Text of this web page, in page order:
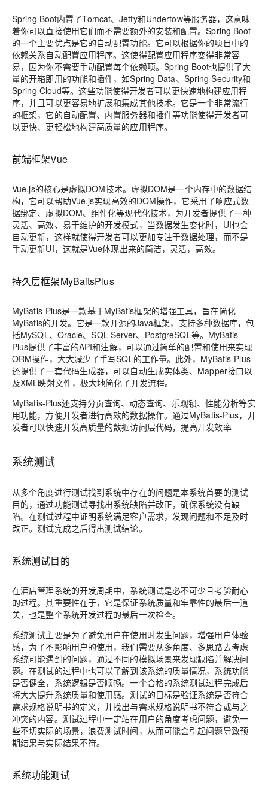
Spring Boot内置了Tomcat、Jetty和Undertow等服务器，这意味
着你可以直接使用它们而不需要额外的安装和配置。Spring Boot
的一个主要优点是它的自动配置功能。它可以根据你的项目中的
依赖关系自动配置应用程序。这使得配置应用程序变得非常容
易，因为你不需要手动配置每个依赖项。Spring Boot也提供了大
量的开箱即用的功能和插件，如Spring Data、Spring Security和
Spring Cloud等。这些功能使得开发者可以更快速地构建应用程
序，并且可以更容易地扩展和集成其他技术。它是一个非常流行
的框架，它的自动配置、内置服务器和插件等功能使得开发者可
以更快、更轻松地构建高质量的应用程序。
前端框架Vue
Vue.js的核心是虚拟DOM技术。虚拟DOM是一个内存中的数据结
构，它可以帮助Vue.js实现高效的DOM操作，它采用了响应式数
据绑定、虚拟DOM、组件化等现代化技术，为开发者提供了一种
灵活、高效、易于维护的开发模式，当数据发生变化时，UI也会
自动更新，这样就使得开发者可以更加专注于数据处理，而不是
手动更新UI，这就是Vue体现出来的简洁，灵活，高效。
持久层框架MyBaitsPlus
MyBatis-Plus是一款基于MyBatis框架的增强工具，旨在简化
MyBatis的开发。它是一款开源的Java框架，支持多种数据库，包
括MySQL、Oracle、SQL Server、PostgreSQL等。MyBatis-
Plus提供了丰富的API和注解，可以通过简单的配置和使用来实现
ORM操作，大大减少了手写SQL的工作量。此外，MyBatis-Plus
还提供了一套代码生成器，可以自动生成实体类、Mapper接口以
及XML映射文件，极大地简化了开发流程。
MyBatis-Plus还支持分页查询、动态查询、乐观锁、性能分析等实
用功能，方便开发者进行高效的数据操作。通过MyBatis-Plus，开
发者可以快速开发高质量的数据访问层代码，提高开发效率
系统测试
从多个角度进行测试找到系统中存在的问题是本系统首要的测试
目的，通过功能测试寻找出系统缺陷并改正，确保系统没有缺
陷。在测试过程中证明系统满足客户需求，发现问题和不足及时
改正。测试完成之后得出测试结论。
系统测试目的
在酒店管理系统的开发周期中，系统测试是必不可少且考验耐心
的过程。其重要性在于，它是保证系统质量和牢靠性的最后一道
关，也是整个系统开发过程的最后一次检查。
系统测试主要是为了避免用户在使用时发生问题，增强用户体验
感，为了不影响用户的使用，我们需要从多角度、多思路去考虑
系统可能遇到的问题，通过不同的模拟场景来发现缺陷并解决问
题。在测试的过程中也可以了解到该系统的质量情况，系统功能
是否健全，系统逻辑是否顺畅。一个合格的系统测试过程完成后
将大大提升系统质量和使用感。测试的目标是验证系统是否符合
需求规格说明书的定义，并找出与需求规格说明书不符合或与之
冲突的内容。测试过程中一定站在用户的角度考虑问题，避免一
些不切实际的场景，浪费测试时间，从而可能会引起问题导致预
期结果与实际结果不符。
系统功能测试